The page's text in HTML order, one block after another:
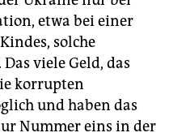
etwa bei einer
solche
viele Geld, das
korrupten
und haben das
Nummer eins in der